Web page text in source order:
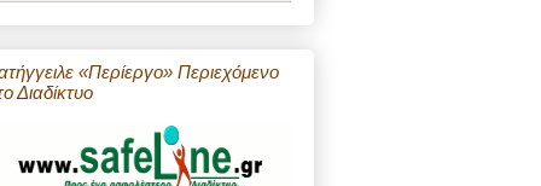
«Περίεργο» Περιεχόμενο
Διαδίκτυο